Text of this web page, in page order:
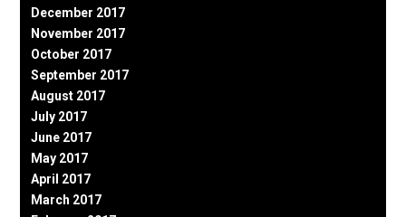
December 2017
November 2017
October 2017
September 2017
August 2017
July 2017
June 2017
May 2017
April 2017
March 2017